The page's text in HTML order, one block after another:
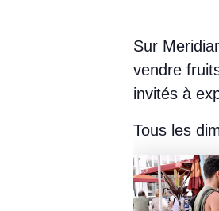
Sur
vendre
invités à
Tous les